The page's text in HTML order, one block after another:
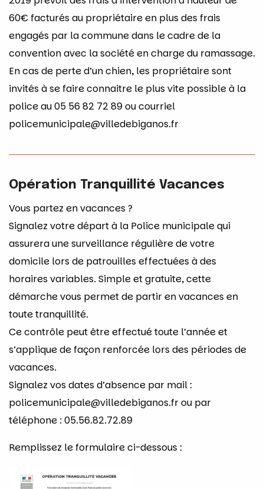
60€ facturés au propriétaire en plus des frais
engagés par la commune dans le cadre de la
convention avec la société en charge du ramassage.
En cas de perte d’un chien, les propriétaire sont
invités à se faire connaitre le plus vite possible à la
police au 05 56 82 72 89 ou courriel
policemunicipale@villedebiganos.fr
Opération Tranquillité Vacances
Vous partez en vacances ?
Signalez votre départ à la Police municipale qui
assurera une surveillance régulière de votre
domicile lors de patrouilles effectuées à des
horaires variables. Simple et gratuite, cette
démarche vous permet de partir en vacances en
toute tranquillité.
Ce contrôle peut être effectué toute l’année et
s’applique de façon renforcée lors des périodes de
vacances.
Signalez vos dates d’absence par mail :
policemunicipale@villedebiganos.fr ou par
téléphone : 05.56.82.72.89
Remplissez le formulaire ci-dessous :